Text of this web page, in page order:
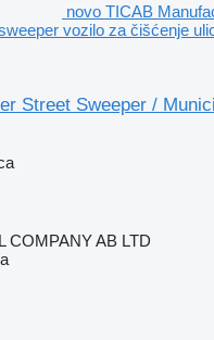
novo TICAB
vozilo za čišćenje
Street Sweeper /
COMPANY AB LTD